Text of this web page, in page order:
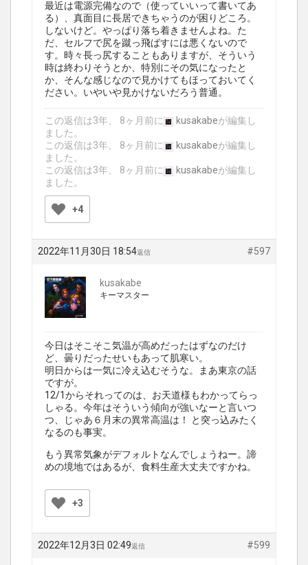
最近は電源完備なので（使っていいって書いてあ
る）、真面目に長居できちゃうのが困りどころ。
しないけど。やっぱり落ち着きませんよね。た
だ、セルフで尻を蹴っ飛ばすには悪くないので
す。時々長っ尻することもありますが、そういう
時は終わりそうとか、特別にその気になったと
か、そんな感じなので見かけてもほっておいてく
ださい。いやいや見かけないだろう普通。
この返信は3年、 8ヶ月前に kusakabeが編集し
ました。
この返信は3年、 8ヶ月前に
kusakabeが編集し
ました。
この返信は3年、 8ヶ月前に
kusakabeが編集し
ました。
+4
2022年11月30日 18:54 #597
返信
kusakabe
キーマスター
今日はそこそこ気温が高めだったはずなのだけ
ど、曇りだったせいもあって肌寒い。
明日からは一気に冷え込むそうな。まあ東京の話
ですが。
12/1からそれってのは、お天道様もわかってらっ
しゃる。今年はそういう傾向が強いなーと言いつ
つ、じゃあ６月末の異常高温は！ と突っ込みたく
なるのも事実。
もう異常気象がデフォルトなんでしょうねー。諦
めの境地ではあるが、食料生産大丈夫ですかね。
+3
2022年12月3日 02:49 #599
返信